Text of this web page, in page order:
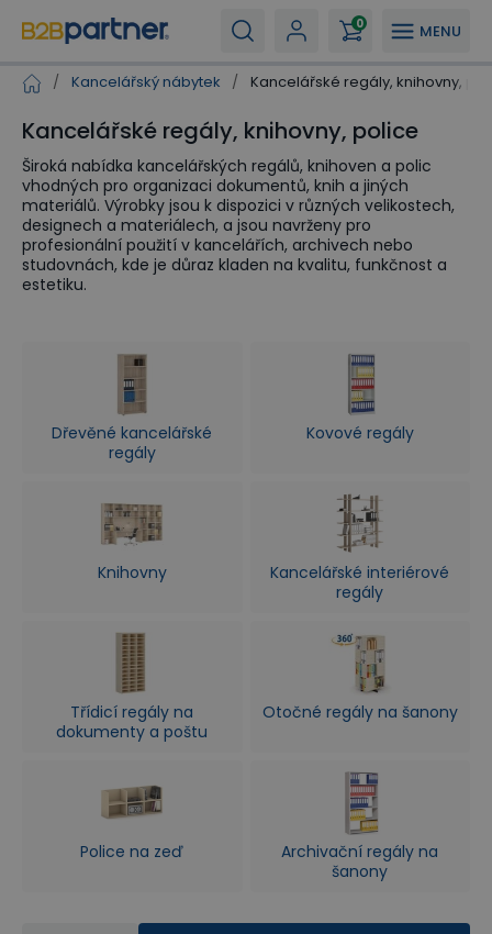
MENU
0
/ Kancelářský nábytek / Kancelářské regály, knihovny,
Kancelářské regály, knihovny, police
Široká nabídka kancelářských regálů, knihoven a polic
vhodných pro organizaci dokumentů, knih a jiných
materiálů. Výrobky jsou k dispozici v různých velikostech,
designech a materiálech, a jsou navrženy pro
profesionální použití v kancelářích, archivech nebo
studovnách, kde je důraz kladen na kvalitu, funkčnost a
estetiku.
Dřevěné kancelářské
regály
Kovové regály
Knihovny
Kancelářské interiérové
regály
Třídicí regály na
dokumenty a poštu
Otočné regály na šanony
Police na zeď
Archivační regály na
šanony